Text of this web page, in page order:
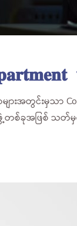
မှ
အတွင်းမှသာ
စ်ခုအဖြစ် သတ်မှ